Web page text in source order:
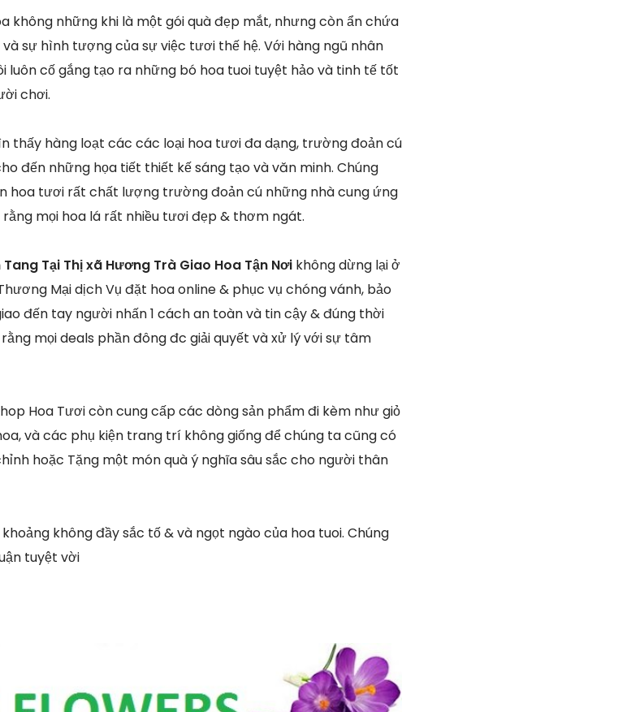
không những khi là một gói quà đẹp mắt, nhưng còn ẩn chứa
sự hình tượng của sự việc tươi thế hệ. Với hàng ngũ nhân
luôn cố gắng tạo ra những bó hoa tuoi tuyệt hảo và tinh tế tốt
chơi.
thấy hàng loạt các các loại hoa tươi đa dạng, trường đoản cú
đến những họa tiết thiết kế sáng tạo và văn minh. Chúng
hoa tươi rất chất lượng trường đoản cú những nhà cung ứng
mọi hoa lá rất nhiều tươi đẹp & thơm ngát.
Tại Thị xã Hương Trà Giao Hoa Tận Nơi không dừng lại ở
Mại dịch Vụ đặt hoa online & phục vụ chóng vánh, bảo
đến tay người nhấn 1 cách an toàn và tin cậy & đúng thời
mọi deals phần đông đc giải quyết và xử lý với sự tâm
Hoa Tươi còn cung cấp các dòng sản phẩm đi kèm như giỏ
và các phụ kiện trang trí không giống để chúng ta cũng có
hoặc Tặng một món quà ý nghĩa sâu sắc cho người thân
không đầy sắc tố & và ngọt ngào của hoa tuoi. Chúng
tuyệt vời